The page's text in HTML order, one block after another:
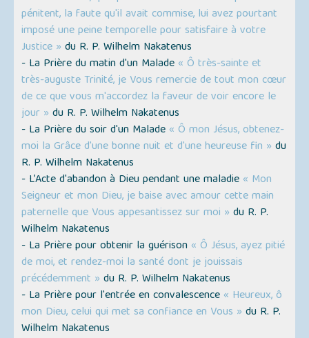
pénitent, la faute qu'il avait commise, lui avez pourtant
imposé une peine temporelle pour satisfaire à votre
Justice » du R. P. Wilhelm Nakatenus
- La Prière du matin d'un Malade « Ô très-sainte et
très-auguste Trinité, je Vous remercie de tout mon cœur
de ce que vous m'accordez la faveur de voir encore le
jour » du R. P. Wilhelm Nakatenus
- La Prière du soir d'un Malade « Ô mon Jésus, obtenez-
moi la Grâce d'une bonne nuit et d'une heureuse fin » du
R. P. Wilhelm Nakatenus
- L’Acte d'abandon à Dieu pendant une maladie « Mon
Seigneur et mon Dieu, je baise avec amour cette main
paternelle que Vous appesantissez sur moi » du R. P.
Wilhelm Nakatenus
- La Prière pour obtenir la guérison « Ô Jésus, ayez pitié
de moi, et rendez-moi la santé dont je jouissais
précédemment » du R. P. Wilhelm Nakatenus
- La Prière pour l'entrée en convalescence « Heureux, ô
mon Dieu, celui qui met sa confiance en Vous » du R. P.
Wilhelm Nakatenus